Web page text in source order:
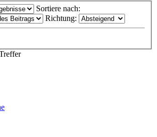
Sortiere nach:
Richtung: